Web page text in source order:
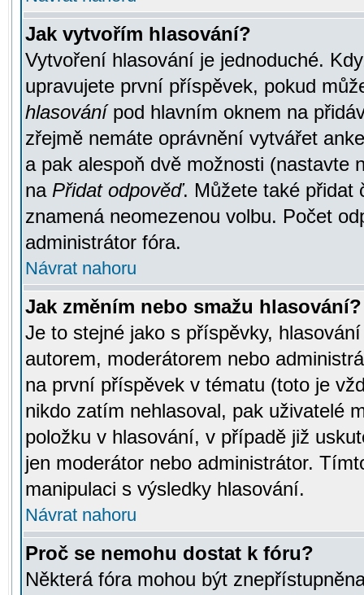
Jak vytvořím hlasování?
Vytvoření hlasování je jednoduché.
upravujete první příspěvek, pokud
hlasovánípod hlavním oknem na
zřejmě nemáte oprávnění vytvářet
a pak alespoň dvě možnosti (nastavte
na Přidat odpověď. Můžete také přidat
znamená neomezenou volbu. Počet
administrátor fóra.
Návrat nahoru
Jak změním nebo smažu hlasování?
Je to stejné jako s příspěvky,
autorem, moderátorem nebo
na první příspěvek v tématu (toto je
nikdo zatím nehlasoval, pak uživatelé
položku v hlasování, v případě již
jen moderátor nebo administrátor.
manipulaci s výsledky hlasování.
Návrat nahoru
Proč se nemohu dostat k fóru?
Některá fóra mohou být